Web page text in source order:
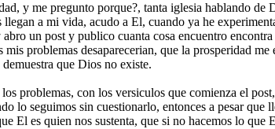
y me pregunto porque?, tanta iglesia hablando
a mi vida, acudo a El, cuando ya he
un post y publico cuanta cosa encuentro
problemas desaparecerian, que la prosperidad
que Dios no existe.
problemas, con los versiculos que comienza el
seguimos sin cuestionarlo, entonces a pesar que
El es quien nos sustenta, que si no hacemos lo que